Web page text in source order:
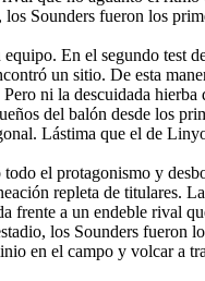
Sounders fueron los
En el segundo test
un sitio. De esta
ni la descuidada hierba
del balón desde los
Lástima que el de
el protagonismo y
repleta de titulares.
a un endeble rival
los Sounders fueron
en el campo y volcar a